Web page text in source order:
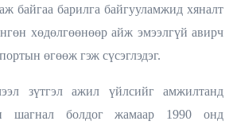
байгаа барилга байгууламжид хяналт
хөдөлгөөнөөр айж эмээлгүй авирч
өгөөж гэж сүсэглэдэг.
зүтгэл ажил үйлсийг амжилтанд
шагнал болдог жамаар 1990 онд